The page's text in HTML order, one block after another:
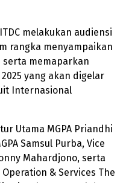
melakukan audiensi
rangka menyampaikan
serta memaparkan
yang akan digelar
Internasional
Utama MGPA Priandhi
Samsul Purba, Vice
Mahardjono, serta
& Services The